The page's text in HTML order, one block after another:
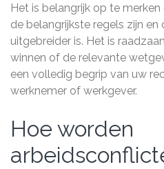
Het is belangrijk op te
de belangrijkste regels zijn
uitgebreider is. Het is
winnen of de relevante
een volledig begrip van uw
werknemer of werkgever.
Hoe worden